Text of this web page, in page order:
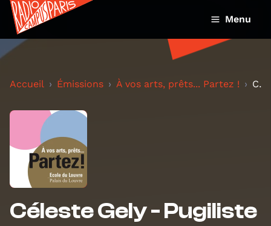
Menu
Accueil Émissions À vos arts, prêts... Partez ! Céleste Gely - Pugiliste
Céleste Gely - Pugiliste